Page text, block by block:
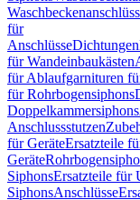
für
AnschlüsseDichtungen
für Wandeinbaukästen
für Ablaufgarnituren
für Rohrbogensiphons
Doppelkammersiphons
Anschlussstutzen
für GeräteErsatzteile
Geräte
SiphonsErsatzteile für
SiphonsAnschlüsse